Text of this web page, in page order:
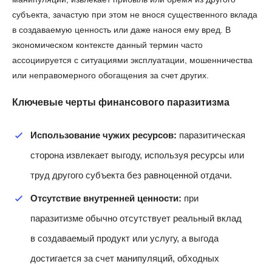
субъекта, зачастую при этом не внося существенного вклада
в создаваемую ценность или даже нанося ему вред. В
экономическом контексте данный термин часто
ассоциируется с ситуациями эксплуатации, мошенничества
или неправомерного обогащения за счет других.
Ключевые черты финансового паразитизма
Использование чужих ресурсов: паразитическая
сторона извлекает выгоду, используя ресурсы или
труд другого субъекта без равноценной отдачи.
Отсутствие внутренней ценности: при
паразитизме обычно отсутствует реальный вклад
в создаваемый продукт или услугу, а выгода
достигается за счет манипуляций, обходных